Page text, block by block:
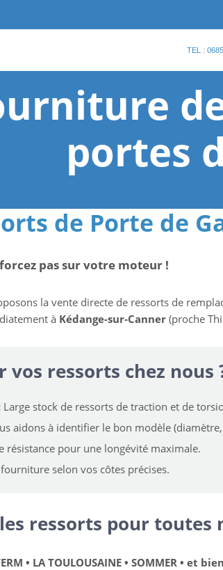
TEL :
portes
de Porte de
pas sur votre moteur !
la vente directe de ressorts de
à Kédange-sur-Canner (proche
vos ressorts chez nous
Large stock de ressorts de traction et de
aidons à identifier le bon modèle
résistance pour une longévité maximale.
selon vos côtes précises.
ressorts pour toutes
• LA TOULOUSAINE • SOMMER • et